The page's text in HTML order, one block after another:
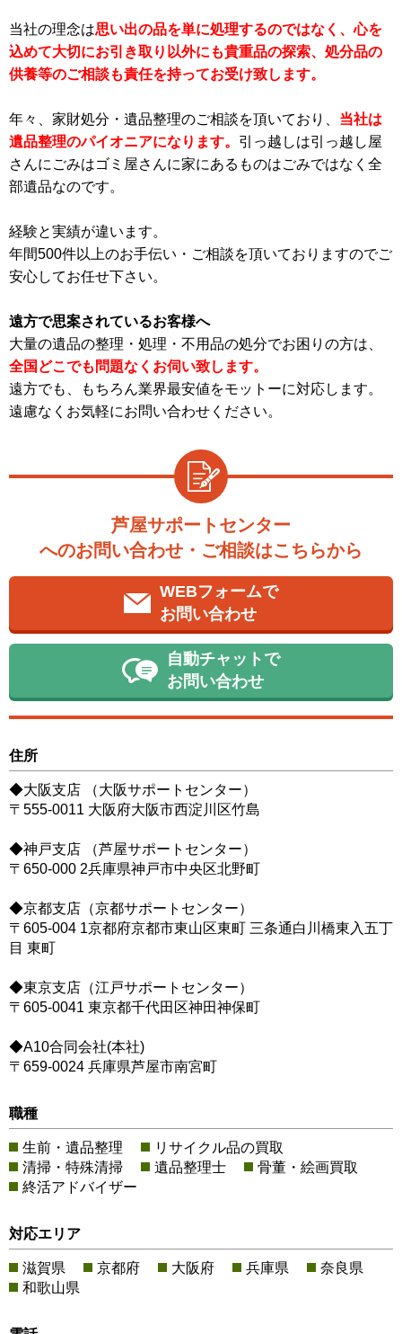
当社の理念は思い出の品を単に処理するのではなく、心を
込めて大切にお引き取り以外にも貴重品の探索、処分品の
供養等のご相談も責任を持ってお受け致します。
年々、家財処分・遺品整理のご相談を頂いており、 当社は
遺品整理のパイオニアになります。 引っ越しは引っ越し屋
さんにごみはゴミ屋さんに家にあるものはごみではなく全
部遺品なのです。
経験と実績が違います。
年間500件以上のお手伝い・ご相談を頂いておりますのでご
安心してお任せ下さい。
遠方で思案されているお客様へ
大量の遺品の整理・処理・不用品の処分でお困りの方は、
全国どこでも問題なくお伺い致します。
遠方でも、もちろん業界最安値をモットーに対応します。
遠慮なくお気軽にお問い合わせください。
芦屋サポートセンター
へのお問い合わせ・ご相談はこちらから
WEBフォームで
お問い合わせ
自動チャットで
お問い合わせ
住所
◆大阪支店 （大阪サポートセンター）
〒555-0011 大阪府大阪市西淀川区竹島
◆神戸支店 （芦屋サポートセンター）
〒650-000 2兵庫県神戸市中央区北野町
◆京都支店（京都サポートセンター）
〒605-004 1京都府京都市東山区東町 三条通白川橋東入五丁
目 東町
◆東京支店（江戸サポートセンター）
〒605-0041 東京都千代田区神田神保町
◆A10合同会社(本社)
〒659-0024 兵庫県芦屋市南宮町
職種
生前・遺品整理
リサイクル品の買取
清掃・特殊清掃
遺品整理士
骨董・絵画買取
終活アドバイザー
対応エリア
滋賀県 京都府 大阪府 兵庫県
奈良県
和歌山県